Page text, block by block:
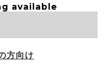
available
方向け